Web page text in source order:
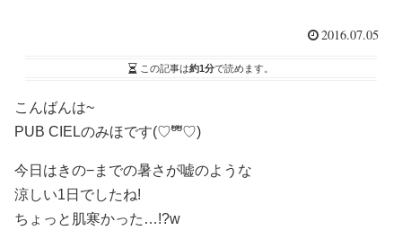
2016.07.05
この記事は約1分で読めます。
こんばんは~
PUB CIELのみほです(♡ºัºั♡)
今日はきの−までの暑さが嘘のような
涼しい1日でしたね!
ちょっと肌寒かった…!?w